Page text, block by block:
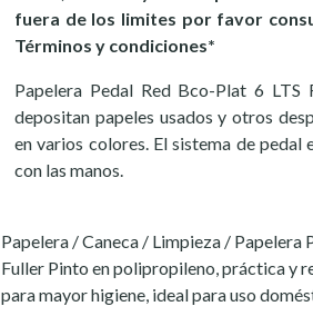
fuera de los limites por favor
Términos y condiciones*
Papelera Pedal Red Bco-Plat 6
depositan papeles usados y otros
en varios colores. El sistema de
con las manos.
Papelera / Caneca / Limpieza / Papelera
Fuller Pinto en polipropileno, práctica y
para mayor higiene, ideal para uso